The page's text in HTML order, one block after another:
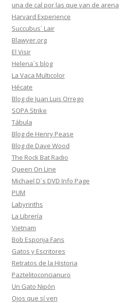
una de cal por las que van de arena
Harvard Experience
Succubus´ Lair
Blawyer.org
El Visir
Helena´s blog
La Vaca Multicolor
Hécate
Blog de Juan Luis Orrego
SOPA Strike
Tábula
Blog de Henry Pease
Blog de Dave Wood
The Rock Bat Radio
Queen On Line
Michael D´s DVD Info Page
PUM
Labyrinths
La Librería
Vietnam
Bob Esponja Fans
Gatos y Escritores
Retratos de la Historia
Paztelitoconcianuro
Un Gato Nipón
Ojos que sí ven